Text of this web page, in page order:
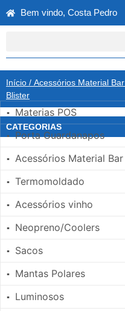
Bem vindo, Costa Pedro
Início / Acessórios Material Bar
Blister
CATEGORIAS
▪ Materias POS
▪ Porta Guardanapos
▪ Acessórios Material Bar
▪ Termomoldado
▪ Acessórios vinho
▪ Neopreno/Coolers
▪ Sacos
▪ Mantas Polares
▪ Luminosos